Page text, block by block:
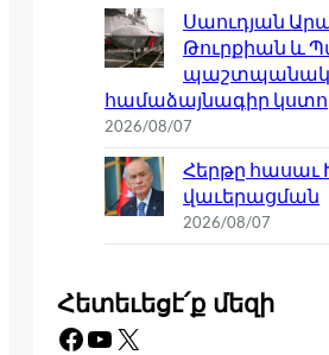
Սաուդյան
Թուրքիան և
համաձայնագիր
2026/08/07
Հերթը հասաւ
վաւերացման
2026/08/07
Հետեւեցէ՛ք մեզի
Facebook YouTube X